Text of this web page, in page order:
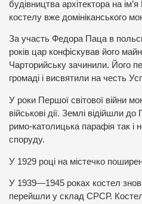
будівництва архітектора на
костелу вже домініканського
За участь Федора Паца в
років цар конфіскував його
Чарторийську зачинили. Його
громаді і висвятили на честь
У роки Першої світової війни
військові дії. Землі відійшли
римо-католицька парафія так і
споруду.
У 1929 році на містечко
У 1939—1945 роках костел
перейшли у склад СРСР. Костел